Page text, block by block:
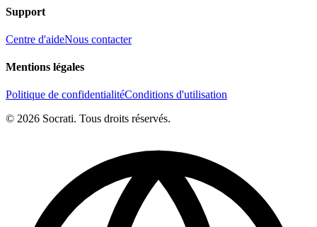
Support
Centre d'aideNous contacter
Mentions légales
Politique de confidentialitéConditions d'utilisation
© 2026 Socrati. Tous droits réservés.